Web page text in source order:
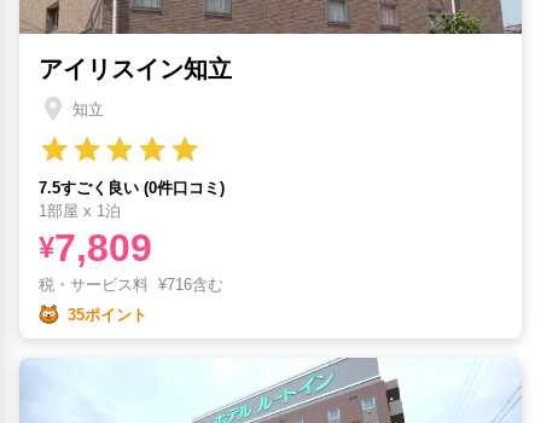
アイリスイン知立
知立
7.5すごく良い (0件口コミ)
1部屋 x 1泊
¥7,809
税・サービス料 ¥716含む
35ポイント